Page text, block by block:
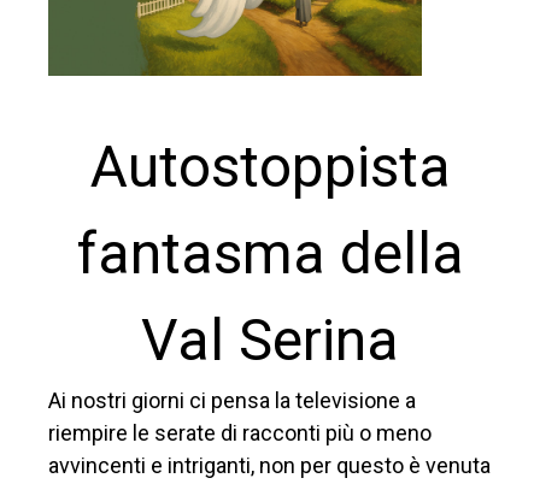
Autostoppista
fantasma della
Val Serina
Ai nostri giorni ci pensa la televisione a
riempire le serate di racconti più o meno
avvincenti e intriganti, non per questo è venuta